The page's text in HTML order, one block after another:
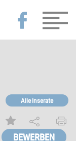
Alle Inserate